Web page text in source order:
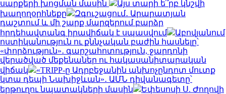
սարքերի խոցման մասին
Այս տարի ե՞րբ կնշվի
խաղողօրհնեքը
Զգուշացում․ Արարատյան
դաշտում և մի շարք մարզերում բարձր
հրդեհավտանգ իրավիճակ է սպասվում
Աբովյանում
ոստիկանություն ու քննչական բաժին հասնելը՝
«փորձություն»․ գարշահոտություն, ջարդոնի
վերածված մեքենաներ ու հակասանիտարական
վիճակ
«TRIPP-ը Ադրբեջանին անխոչընդոտ մուտք
կտա դեպի Նախիջևան»․ ԱՄՆ դիվանագետը՝
երթուղու նպատակների մասին
Եփեսոսի Ս. Ժողովի